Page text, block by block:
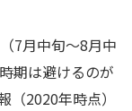
7月中旬〜8月中
期は避けるのが
2020年時点）